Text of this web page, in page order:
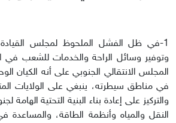
1-في ظل الفشل الملحوظ لمجلس
وتوفير وسائل الراحة والخدمات للشعب في
المجلس الانتقالي الجنوبي على أنه الكيان
في مناطق سيطرته، ينبغي على الولايات
والتركيز على إعادة بناء البنية التحتية
النقل والمياه وأنظمة الطاقة،